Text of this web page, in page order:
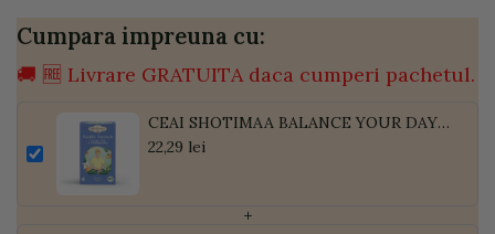
Cumpara impreuna cu:
🚚 🆓 Livrare GRATUITA daca cumperi pachetul.
CEAI SHOTIMAA BALANCE YOUR DAY -
LET IT FLOE - PORTOCALA, TULSI SI
22,29 lei
+